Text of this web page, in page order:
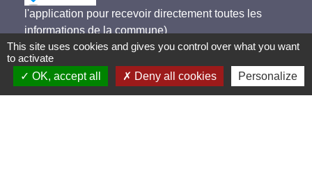
l'application pour recevoir directement toutes les
informations de la commune)
Villes et Villages Fleuris
Ville active et sportive (2 lauriers)
This site uses cookies and gives you control over what you want
to activate
OK, accept all
Deny all cookies Personalize